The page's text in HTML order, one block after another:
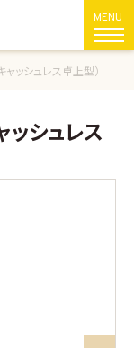
MENU
ッシュレス卓上型）
シュレス